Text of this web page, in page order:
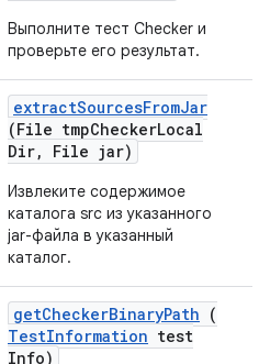
Выполните тест Checker и
проверьте его результат.
extractSourcesFromJar
(File tmpCheckerLocal
Dir, File jar)
Извлеките содержимое
каталога src из указанного
jar-файла в указанный
каталог.
getCheckerBinaryPath (
TestInformation test
Info)